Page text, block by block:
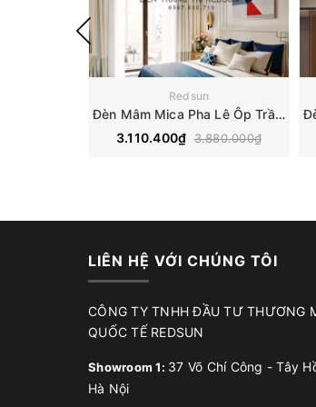
Redsun
Đèn Mâm Mica Pha Lê Ôp Trần Phòng Khách Hiện Đại MKPL-08
3.110.400₫ 3.880.000₫
LIÊN HỆ VỚI CHÚNG TÔI
CÔNG TY TNHH ĐẦU TƯ THƯƠNG
QUỐC TẾ REDSUN
Showroom 1: 37 Võ Chí Công - Tây
Hà Nội